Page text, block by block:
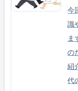
今
識
ま
の
紹
代